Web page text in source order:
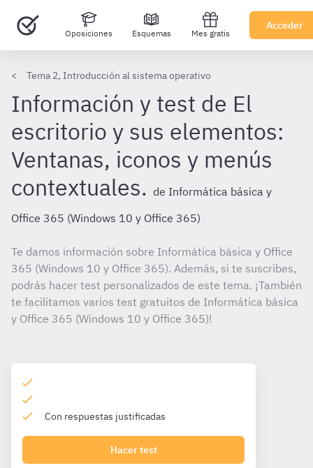
Oposiciones Esquemas Mes gratis
Acceder
Tema 2, Introducción al sistema operativo
Información y test de El
escritorio y sus elementos:
Ventanas, iconos y menús
contextuales. de Informática básica y
Office 365 (Windows 10 y Office 365)
Te damos información sobre Informática básica y Office
365 (Windows 10 y Office 365). Además, si te suscribes,
podrás hacer test personalizados de este tema. ¡También
te facilitamos varios test gratuitos de Informática básica
y Office 365 (Windows 10 y Office 365)!
Con respuestas justificadas
Hacer test